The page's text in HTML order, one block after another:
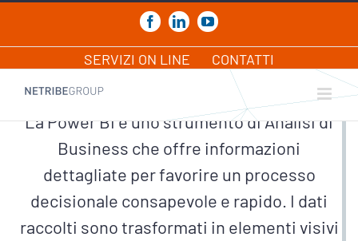
contenuto
FacebookLinkedInYouTube
SERVIZI ON LINE CONTATTI
POWER BI
La Power BI è uno strumento di Analisi di
Business che offre informazioni
dettagliate per favorire un processo
decisionale consapevole e rapido. I dati
raccolti sono trasformati in elementi visivi